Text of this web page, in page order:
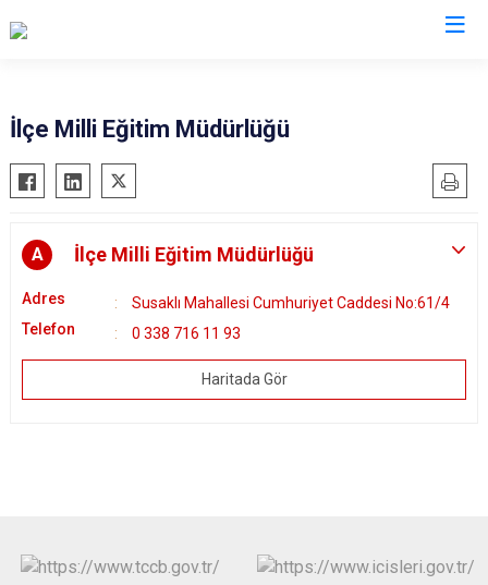
Ayrancı
Başyayla
Ermenek
Kazımkarabekir
Sarıveliler
İlçe Milli Eğitim Müdürlüğü
A İlçe Milli Eğitim Müdürlüğü
Adres
Susaklı Mahallesi Cumhuriyet Caddesi No:61/4
Telefon
0 338 716 11 93
Haritada Gör